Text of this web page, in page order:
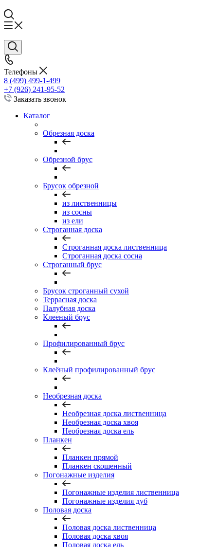
Телефоны
8 (499) 499-1-499
+7 (926) 241-95-52
Заказать звонок
Каталог
Обрезная доска
Обрезной брус
Брусок обрезной
из лиственницы
из сосны
из ели
Строганная доска
Строганная доска лиственница
Строганная доска сосна
Строганный брус
Брусок строганный сухой
Террасная доска
Палубная доска
Клееный брус
Профилированный брус
Клеёный профилированный брус
Необрезная доска
Необрезная доска лиственница
Необрезная доска хвоя
Необрезная доска ель
Планкен
Планкен прямой
Планкен скошенный
Погонажные изделия
Погонажные изделия лиственница
Погонажные изделия дуб
Половая доска
Половая доска лиственница
Половая доска хвоя
Половая доска ель